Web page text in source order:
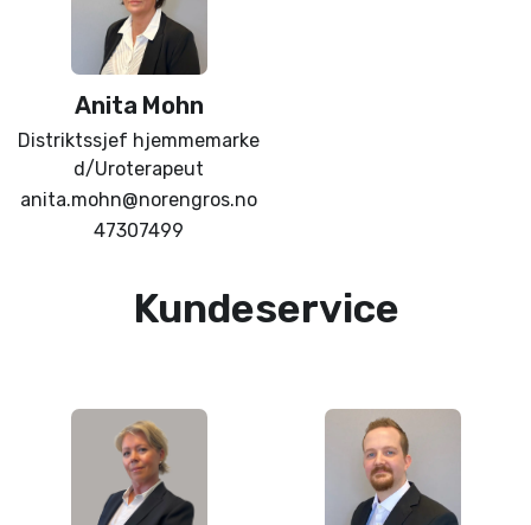
Anita Mohn
Distriktssjef hjemmemarke
d/Uroterapeut
anita.mohn@norengros.no
47307499
Kundeservice